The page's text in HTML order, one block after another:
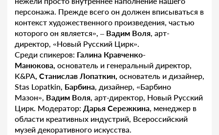
персонажа. Прежде всего он должен вписываться в
контекст художественного произведения, частью
которого он является», – Вадим Воля, арт-
директор, «Новый Русский Цирк».
Среди спикеров: Галина Кравченко-
Манюкова, основатель и генеральный директор,
K&PA, Станислав Лопаткин, основатель и дизайнер,
Stas Lopatkin, Барбина, дизайнер, «Барбино
Мазон», Вадим Воля, арт-директор, Новый Русский
Цирк. Модератор: Дарья Сережкина, менеджер в
области креативных индустрий, Всероссийский
музей декоративного искусства.